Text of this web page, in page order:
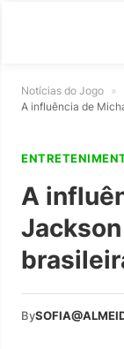
Notícias do Jogo »
A influência de
A
By